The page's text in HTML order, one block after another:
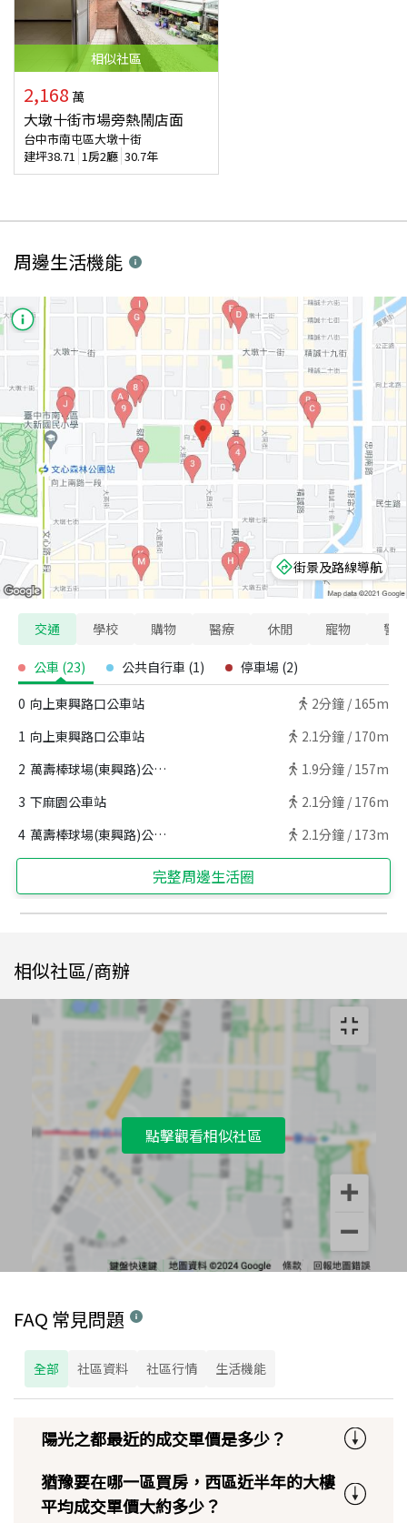
相似社區
2,168 萬
大墩十街市場旁熱鬧店面
台中市南屯區大墩十街
建坪38.71 1房2廳 30.7年
周邊生活機能
街景及路線導航
交通 學校 購物 醫療 休閒 寵物 警
公車 (23) 公共自行車 (1) 停車場 (2)
0 向上東興路口公車站 2分鐘 / 165m
1 向上東興路口公車站 2.1分鐘 / 170m
2 萬壽棒球場(東興路)公車站 1.9分鐘 / 157m
3 下麻園公車站 2.1分鐘 / 176m
4 萬壽棒球場(東興路)公車站 2.1分鐘 / 173m
完整周邊生活圈
相似社區/商辦
點擊觀看相似社區
FAQ 常見問題
全部 社區資料 社區行情 生活機能
陽光之都最近的成交單價是多少？
猶豫要在哪一區買房，西區近半年的大樓
平均成交單價大約多少？